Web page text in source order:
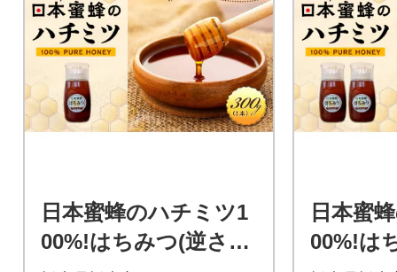
日本蜜蜂のハチミツ1
00%!はちみつ(逆さ容
日本蜜
00%!は